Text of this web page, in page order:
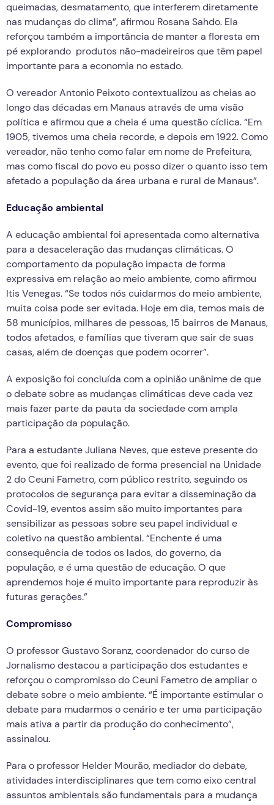
queimadas, desmatamento, que interferem diretamente
nas mudanças do clima”, afirmou Rosana Sahdo. Ela
reforçou também a importância de manter a floresta em
pé explorando produtos não-madeireiros que têm papel
importante para a economia no estado.
O vereador Antonio Peixoto contextualizou as cheias ao
longo das décadas em Manaus através de uma visão
política e afirmou que a cheia é uma questão cíclica. “Em
1905, tivemos uma cheia recorde, e depois em 1922. Como
vereador, não tenho como falar em nome de Prefeitura,
mas como fiscal do povo eu posso dizer o quanto isso tem
afetado a população da área urbana e rural de Manaus”.
Educação ambiental
A educação ambiental foi apresentada como alternativa
para a desaceleração das mudanças climáticas. O
comportamento da população impacta de forma
expressiva em relação ao meio ambiente, como afirmou
Itis Venegas. “Se todos nós cuidarmos do meio ambiente,
muita coisa pode ser evitada. Hoje em dia, temos mais de
58 municípios, milhares de pessoas, 15 bairros de Manaus,
todos afetados, e famílias que tiveram que sair de suas
casas, além de doenças que podem ocorrer”.
A exposição foi concluída com a opinião unânime de que
o debate sobre as mudanças climáticas deve cada vez
mais fazer parte da pauta da sociedade com ampla
participação da população.
Para a estudante Juliana Neves, que esteve presente do
evento, que foi realizado de forma presencial na Unidade
2 do Ceuni Fametro, com público restrito, seguindo os
protocolos de segurança para evitar a disseminação da
Covid-19, eventos assim são muito importantes para
sensibilizar as pessoas sobre seu papel individual e
coletivo na questão ambiental. “Enchente é uma
consequência de todos os lados, do governo, da
população, e é uma questão de educação. O que
aprendemos hoje é muito importante para reproduzir às
futuras gerações.”
Compromisso
O professor Gustavo Soranz, coordenador do curso de
Jornalismo destacou a participação dos estudantes e
reforçou o compromisso do Ceuni Fametro de ampliar o
debate sobre o meio ambiente. “É importante estimular o
debate para mudarmos o cenário e ter uma participação
mais ativa a partir da produção do conhecimento”,
assinalou.
Para o professor Helder Mourão, mediador do debate,
atividades interdisciplinares que tem como eixo central
assuntos ambientais são fundamentais para a mudança